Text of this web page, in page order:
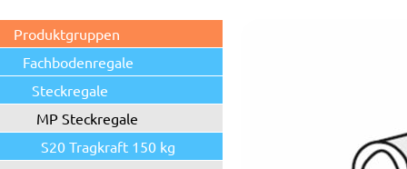
Produktgruppen
Fachbodenregale
Steckregale
MP Steckregale
S20 Tragkraft 150 kg